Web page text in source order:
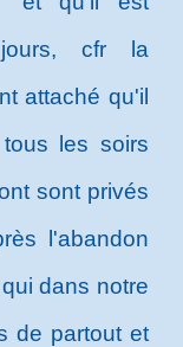
cfr la
attaché qu'il
les soirs
sont privés
l'abandon
dans notre
de partout et